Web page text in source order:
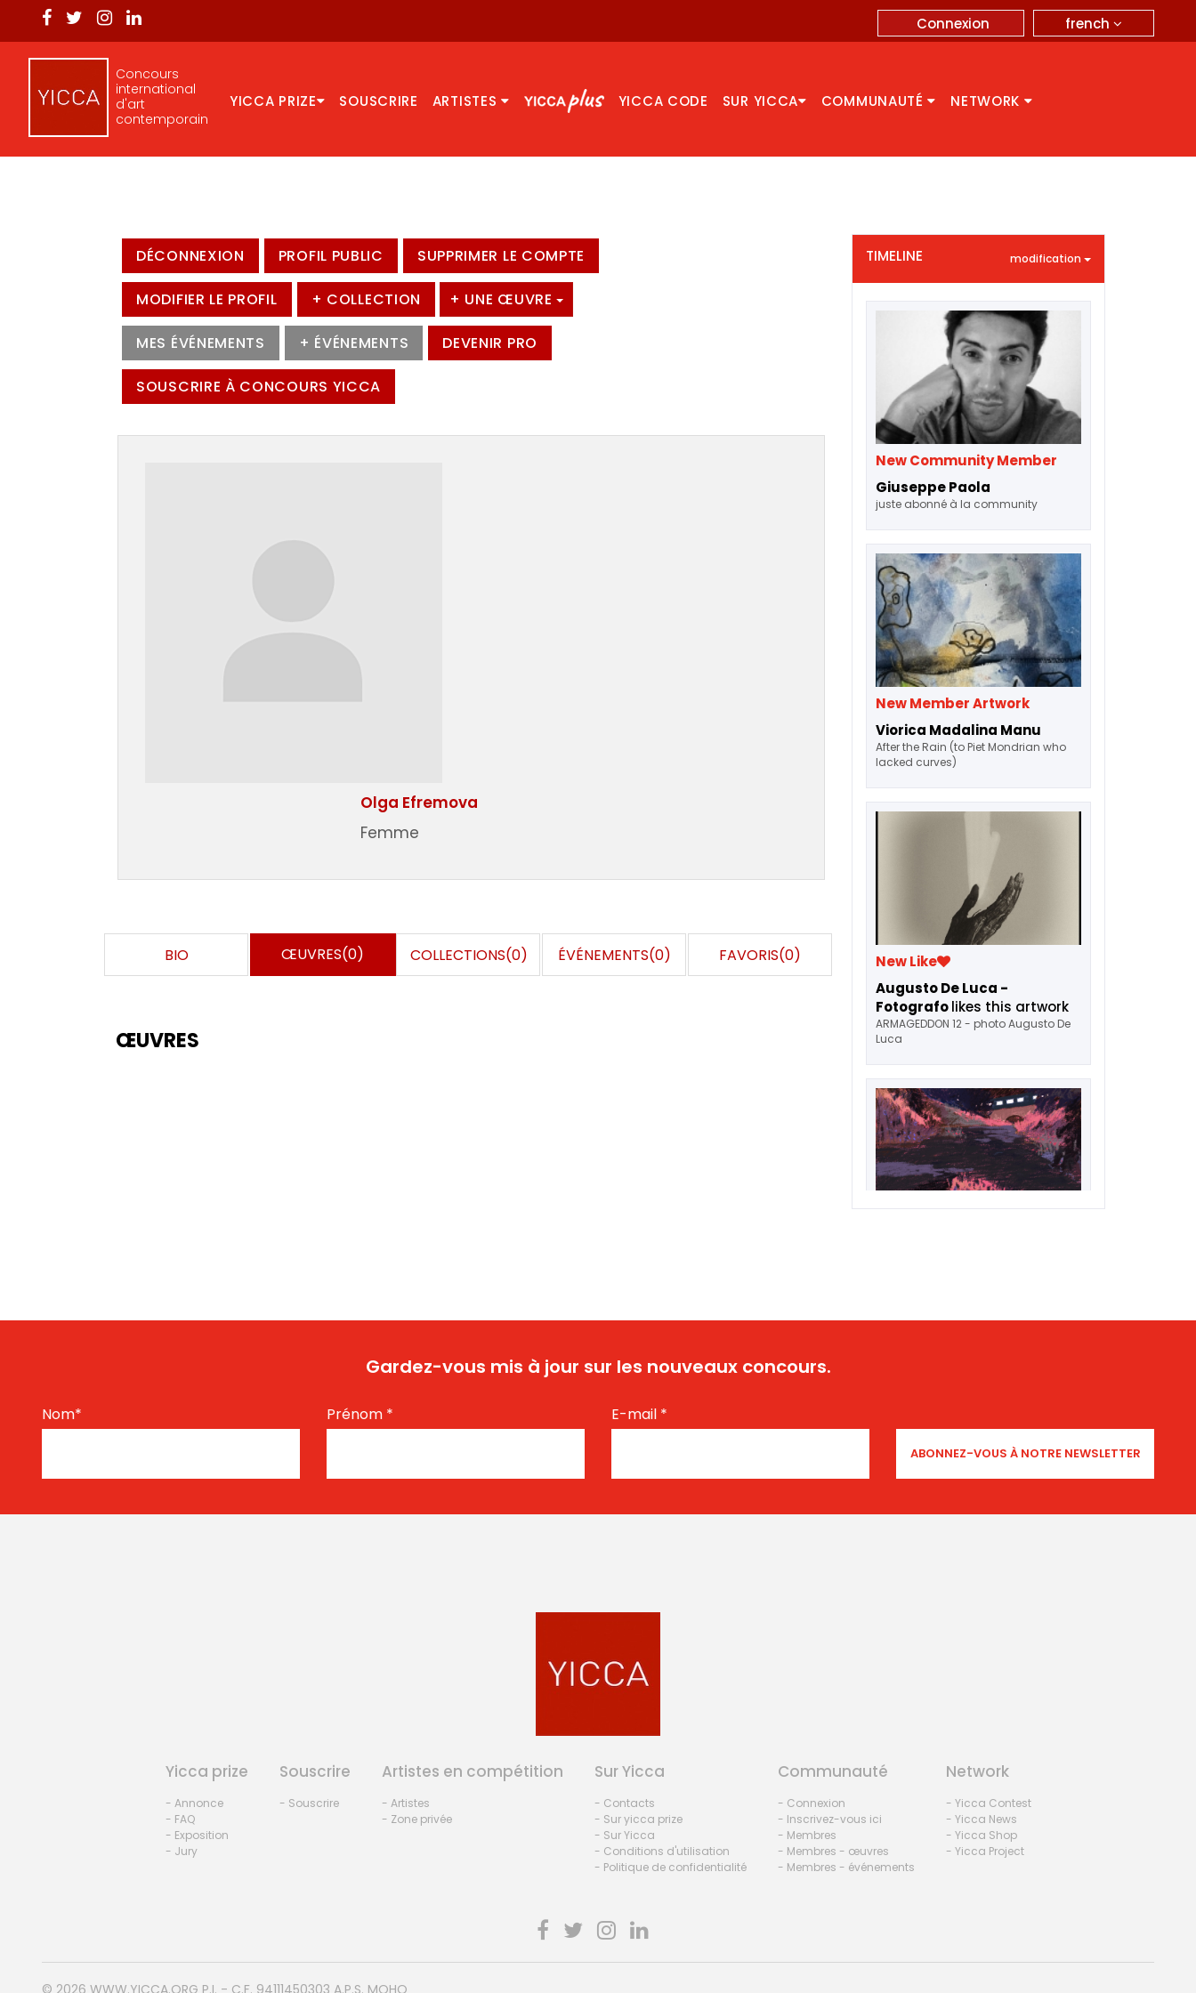
french
Connexion
Concours
international
d'art
contemporain
YICCA PRIZE SOUSCRIRE ARTISTES YICCA CODE SUR YICCA COMMUNAUTÉ NETWORK
DÉCONNEXION PROFIL PUBLIC SUPPRIMER LE COMPTE
MODIFIER LE PROFIL + COLLECTION + UNE ŒUVRE
MES ÉVÉNEMENTS + ÉVÉNEMENTS DEVENIR PRO
SOUSCRIRE À CONCOURS YICCA
Olga Efremova
Femme
BIO ŒUVRES(0) COLLECTIONS(0) ÉVÉNEMENTS(0) FAVORIS(0)
ŒUVRES
TIMELINE modification
New Community Member
Giuseppe Paola
juste abonné à la community
New Member Artwork
Viorica Madalina Manu
After the Rain (to Piet Mondrian who
lacked curves)
New Like
Augusto De Luca -
Fotografolikes this artwork
ARMAGEDDON 12 - photo Augusto De
Luca
From Yicca Art Shop
Gardez-vous mis à jour sur les nouveaux concours.
Nom* Prénom * E-mail *
Yicca prize
- Annonce
- FAQ
- Exposition
- Jury
Souscrire
- Souscrire
Artistes en compétition
- Artistes
- Zone privée
Sur Yicca
- Contacts
- Sur yicca prize
- Sur Yicca
- Conditions d'utilisation
- Politique de confidentialité
Communauté
- Connexion
- Inscrivez-vous ici
- Membres
- Membres - œuvres
- Membres - événements
Network
- Yicca Contest
- Yicca News
- Yicca Shop
- Yicca Project